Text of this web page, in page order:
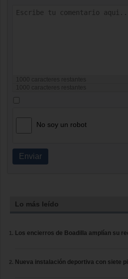
1000
caracteres restantes
1000
caracteres restantes
No soy un robot
Enviar
Lo más leído
Los encierros de Boadilla amplían su
Nueva instalación deportiva con siete